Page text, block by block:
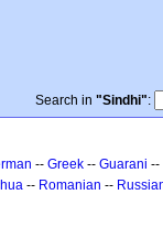
Search in "Sindhi":
-- Greek -- Guarani --
-- Romanian --